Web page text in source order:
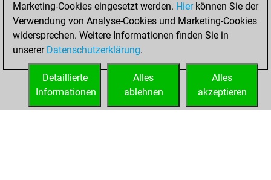
BeautyScore of 12
You achieved a
new Elo of 1603
You created
your Fritz account
Marketing-Cookies eingesetzt werden. Hierkönnen Sie der
Verwendung von Analyse-Cookies und Marketing-Cookies
widersprechen. Weitere Informationen finden Sie in
unserer Datenschutzerklärung.
Alles
akzeptieren
Alles
ablehnen
Detaillierte
Informationen